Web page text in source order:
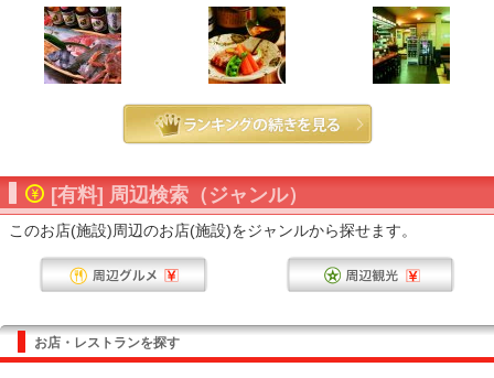
[有料] 周辺検索（ジャンル）
このお店(施設)周辺のお店(施設)をジャンルから探せます。
お店・レストランを探す